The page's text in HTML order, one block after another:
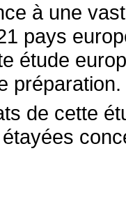
à une
pays
étude
préparation.
de cette